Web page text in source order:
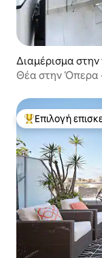
Διαμέρισμα
Θέα στην Όπερα
Κορυφαία
Επιλογή